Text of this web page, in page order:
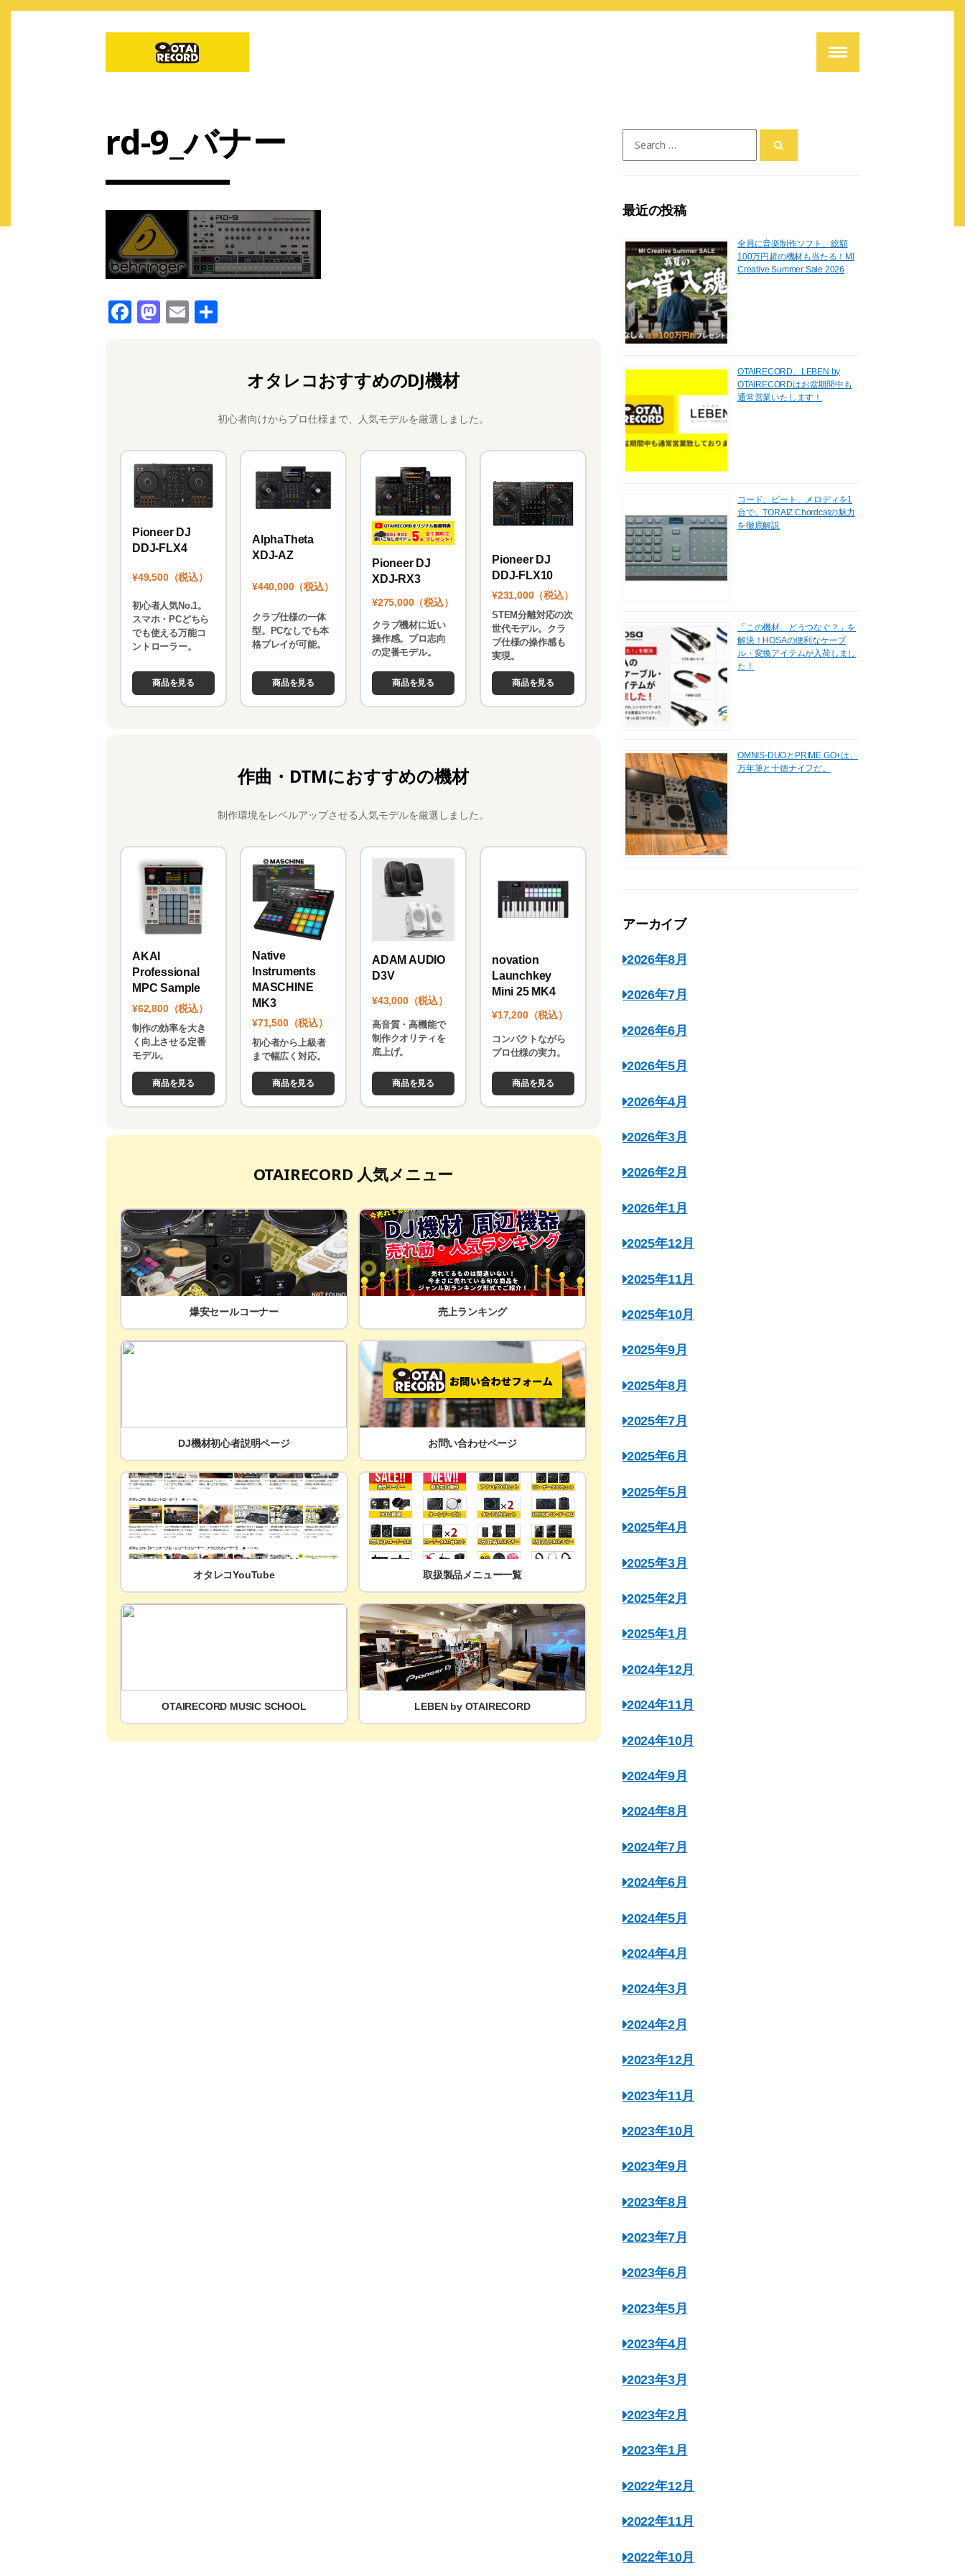
rd-9_バナー
F
o
k
M
n
E
オタレコおすすめのDJ機材
初心者向けからプロ仕様まで、人気モデルを厳選しました。
Pioneer DJ
DDJ-FLX4
¥49,500（税込）
初心者人気No.1。
スマホ・PCどちら
でも使える万能コ
ントローラー。
商品を見る
AlphaTheta
XDJ-AZ
¥440,000（税込）
クラブ仕様の一体
型。PCなしでも本
格プレイが可能。
商品を見る
Pioneer DJ
XDJ-RX3
¥275,000（税込）
クラブ機材に近い
操作感。プロ志向
の定番モデル。
商品を見る
Pioneer DJ
DDJ-FLX10
¥231,000（税込）
STEM分離対応の次
世代モデル。クラ
ブ仕様の操作感も
実現。
商品を見る
作曲・DTMにおすすめの機材
制作環境をレベルアップさせる人気モデルを厳選しました。
AKAI
Professional
MPC Sample
¥62,800（税込）
制作の効率を大き
く向上させる定番
モデル。
商品を見る
Native
Instruments
MASCHINE
MK3
¥71,500（税込）
初心者から上級者
まで幅広く対応。
商品を見る
ADAM AUDIO
D3V
¥43,000（税込）
高音質・高機能で
制作クオリティを
底上げ。
商品を見る
novation
Launchkey
Mini 25 MK4
¥17,200（税込）
コンパクトながら
プロ仕様の実力。
商品を見る
OTAIRECORD 人気メニュー
爆安セールコーナー 売上ランキング
DJ機材初心者説明ページ お問い合わせページ
オタレコYouTube 取扱製品メニュー一覧
OTAIRECORD MUSIC SCHOOL LEBEN by OTAIRECORD
for:
最近の投稿
全員に音楽制作ソフト、総額
100万円超の機材も当たる！MI
Creative Summer Sale 2026
OTAIRECORD、LEBEN by
OTAIRECORDはお盆期間中も
通常営業いたします！
コード、ビート、メロディを1
台で。TORAIZ Chordcatの魅力
を徹底解説
「この機材、どうつなぐ？」を
解決！HOSAの便利なケーブ
ル・変換アイテムが入荷しまし
た！
OMNIS-DUOとPRIME GO+は、
万年筆と十徳ナイフだ。
アーカイブ
2026年8月
2026年7月
2026年6月
2026年5月
2026年4月
2026年3月
2026年2月
2026年1月
2025年12月
2025年11月
2025年10月
2025年9月
2025年8月
2025年7月
2025年6月
2025年5月
2025年4月
2025年3月
2025年2月
2025年1月
2024年12月
2024年11月
2024年10月
2024年9月
2024年8月
2024年7月
2024年6月
2024年5月
2024年4月
2024年3月
2024年2月
2023年12月
2023年11月
2023年10月
2023年9月
2023年8月
2023年7月
2023年6月
2023年5月
2023年4月
2023年3月
2023年2月
2023年1月
2022年12月
2022年11月
2022年10月